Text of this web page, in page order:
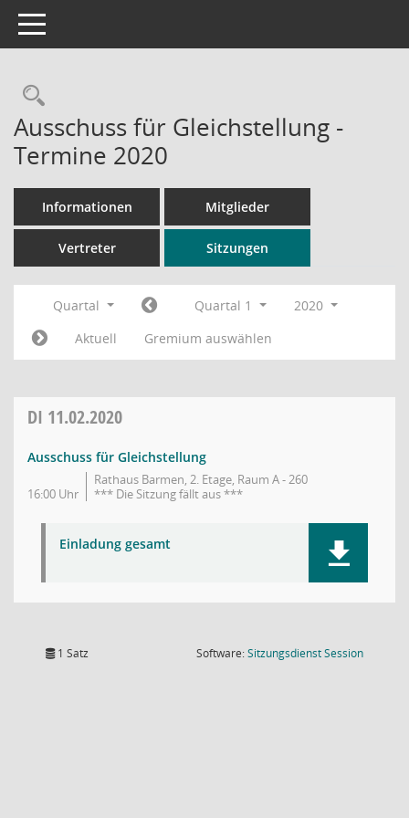
Toggle navigation
Rechercheauswahl
Ausschuss für Gleichstellung -
Termine 2020
Informationen Mitglieder
Vertreter Sitzungen
Quartal Quartal 1
2020
Aktuell
Gremium auswählen
DI 11.02.2020
Ausschuss für Gleichstellung
16:00 Uhr
Rathaus Barmen, 2. Etage, Raum A - 260
*** Die Sitzung fällt aus ***
Einladung gesamt
1 Satz Software:SitzungsdienstSession(Wird in